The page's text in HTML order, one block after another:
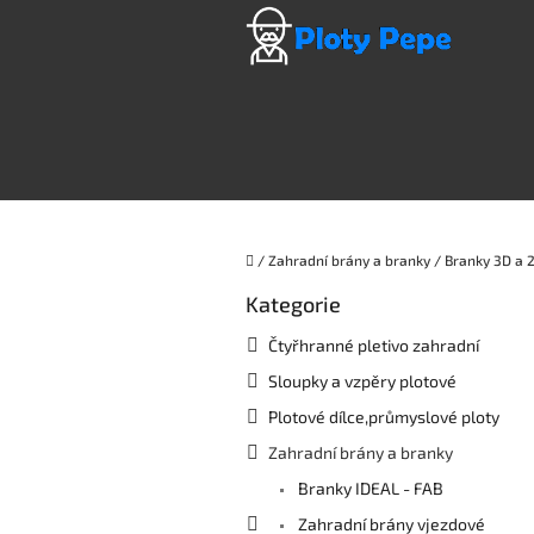
Domů
/ Zahradní brány a branky / Branky 3D a
Přeskočit
Kategorie
Čtyřhranné pletivo zahradní
Sloupky a vzpěry plotové
Plotové dílce,průmyslové ploty
Zahradní brány a branky
Branky IDEAL - FAB
Zahradní brány vjezdové